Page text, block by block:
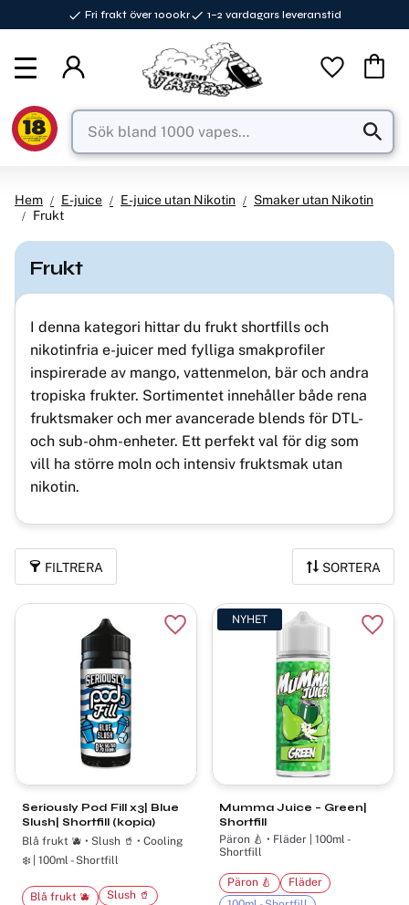
Fri frakt över 1000kr 1–2 vardagars leveranstid
Favoriter
Hem E-juice E-juice utan Nikotin
Smaker utan Nikotin
Frukt
Frukt
I denna kategori hittar du frukt shortfills och
nikotinfria e-juicer med fylliga smakprofiler
inspirerade av mango, vattenmelon, bär och andra
tropiska frukter. Sortimentet innehåller både rena
fruktsmaker och mer avancerade blends för DTL-
och sub-ohm-enheter. Ett perfekt val för dig som
vill ha större moln och intensiv fruktsmak utan
nikotin.
FILTRERA SORTERA
Seriously Pod Fill x3| Blue
Slush| Shortfill (kopia)
Blå frukt 🫐 • Slush 🥤 • Cooling
❄️ | 100ml - Shortfill
Blå frukt 🫐 Slush 🥤
Lägg till i favoriter
Mumma Juice – Green|
Shortfill
Päron 🍐 • Fläder | 100ml -
Shortfill
Päron 🍐
Fläder
NYHET